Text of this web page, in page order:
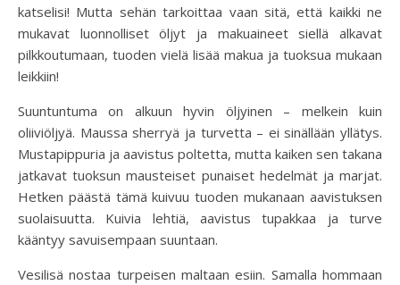
katselisi! Mutta sehän tarkoittaa vaan sitä, että kaikki ne
mukavat luonnolliset öljyt ja makuaineet siellä alkavat
pilkkoutumaan, tuoden vielä lisää makua ja tuoksua mukaan
leikkiin!
Suuntuntuma on alkuun hyvin öljyinen – melkein kuin
oliiviöljyä. Maussa sherryä ja turvetta – ei sinällään yllätys.
Mustapippuria ja aavistus poltetta, mutta kaiken sen takana
jatkavat tuoksun mausteiset punaiset hedelmät ja marjat.
Hetken päästä tämä kuivuu tuoden mukanaan aavistuksen
suolaisuutta. Kuivia lehtiä, aavistus tupakkaa ja turve
kääntyy savuisempaan suuntaan.
Vesilisä nostaa turpeisen maltaan esiin. Samalla hommaan